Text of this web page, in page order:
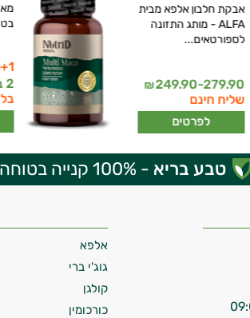
אבקת חלבון אלפא מבית
ALFA - מותג התזונה
לספורטאים...
249.90-279.90
₪
שליח חינם
לפרטים
1+1
2 ב-
טבע בריא - 100% קנייה בטוחה
אלפא
גוג'י ברי
קולגן
כורכומין